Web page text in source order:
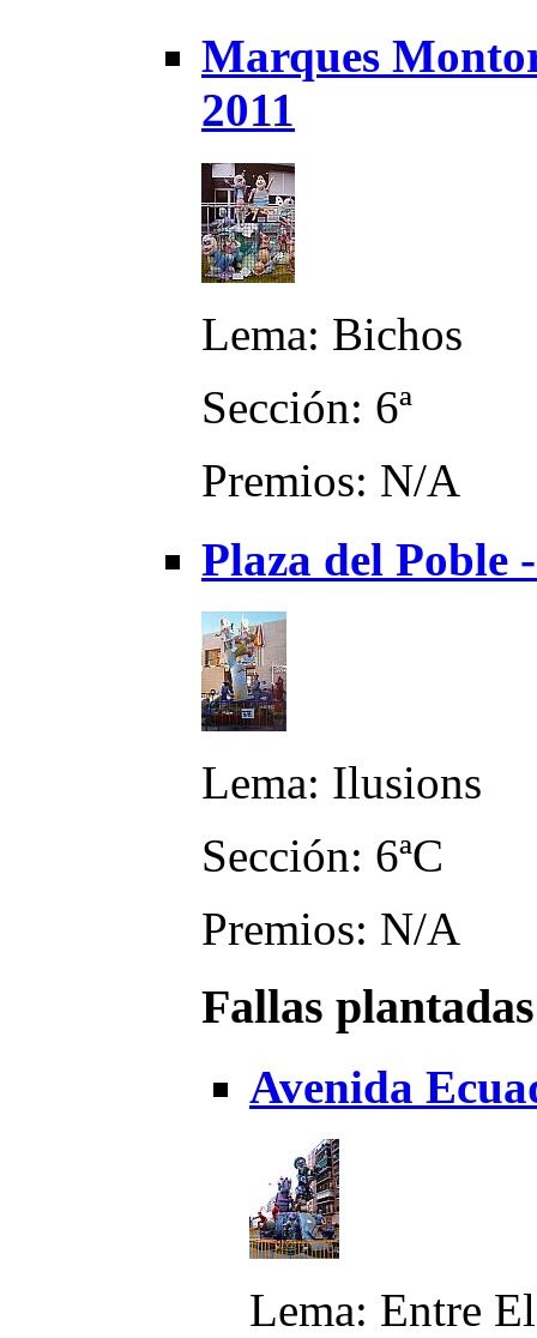
Marques
2011
Lema: Bichos
Sección: 6ª
Premios: N/A
Plaza del Poble
Lema: Ilusions
Sección: 6ªC
Premios: N/A
Fallas
Avenida
Lema: Entre